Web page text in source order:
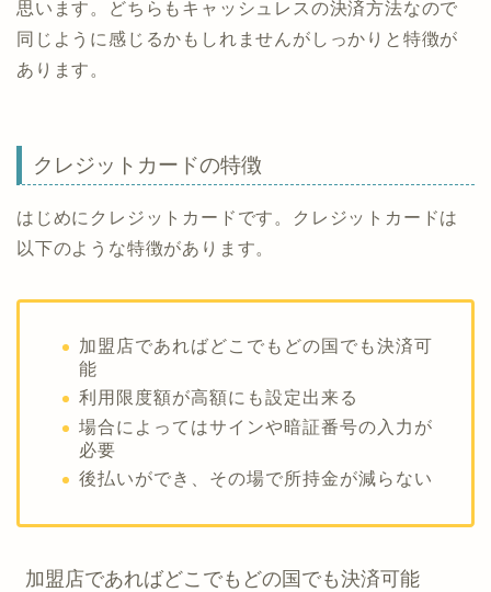
思います。どちらもキャッシュレスの決済方法なので
同じように感じるかもしれませんがしっかりと特徴が
あります。
クレジットカードの特徴
はじめにクレジットカードです。クレジットカードは
以下のような特徴があります。
加盟店であればどこでもどの国でも決済可
能
利用限度額が高額にも設定出来る
場合によってはサインや暗証番号の入力が
必要
後払いができ、その場で所持金が減らない
加盟店であればどこでもどの国でも決済可能